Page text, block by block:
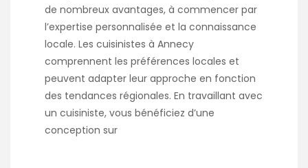
de nombreux avantages, à commencer par
l’expertise personnalisée et la connaissance
locale. Les cuisinistes à Annecy
comprennent les préférences locales et
peuvent adapter leur approche en fonction
des tendances régionales. En travaillant avec
un cuisiniste, vous bénéficiez d’une
conception sur